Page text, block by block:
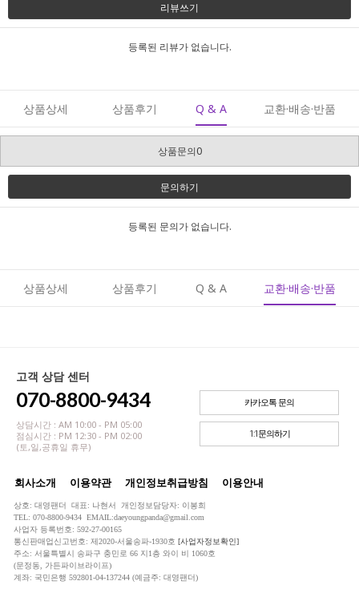
리뷰쓰기
등록된 리뷰가 없습니다.
상품상세 상품후기 Q & A 교환·배송·반품
상품문의0
문의하기
등록된 문의가 없습니다.
상품상세 상품후기 Q & A 교환·배송·반품
고객 상담 센터
070-8800-9434
상담시간 : AM 10:00 - PM 05:00
점심시간 : PM 12:30 - PM 02:00
(토,일,공휴일 휴무)
카카오톡 문의
1:1문의하기
회사소개 이용약관 개인정보취급방침 이용안내
상호: 대영팬더 대표: 나현서 개인정보담당자: 이봉희
TEL: 070-8800-9434 EMAIL:daeyoungpanda@gmail.com
사업자 등록번호: 592-27-00165
통신판매업신고번호: 제2020-서울송파-1930호 [사업자정보확인]
주소: 서울특별시 송파구 충민로 66 지1층 와이 비 1060호
(문정동, 가든파이브라이프)
계좌: 국민은행 592801-04-137244 (예금주: 대영팬더)